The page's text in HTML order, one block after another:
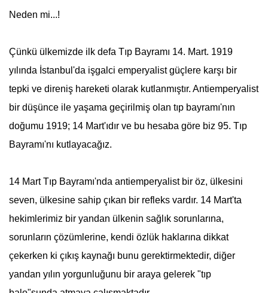
Neden mi...!
Çünkü ülkemizde ilk defa Tıp Bayramı 14. Mart. 1919
yılında İstanbul'da işgalci emperyalist güçlere karşı bir
tepki ve direniş hareketi olarak kutlanmıştır. Antiemperyalist
bir düşünce ile yaşama geçirilmiş olan tıp bayramı'nın
doğumu 1919; 14 Mart'ıdır ve bu hesaba göre biz 95. Tıp
Bayramı'nı kutlayacağız.
14 Mart Tıp Bayramı'nda antiemperyalist bir öz, ülkesini
seven, ülkesine sahip çıkan bir refleks vardır. 14 Mart'ta
hekimlerimiz bir yandan ülkenin sağlık sorunlarına,
sorunların çözümlerine, kendi özlük haklarına dikkat
çekerken ki çıkış kaynağı bunu gerektirmektedir, diğer
yandan yılın yorgunluğunu bir araya gelerek "tıp